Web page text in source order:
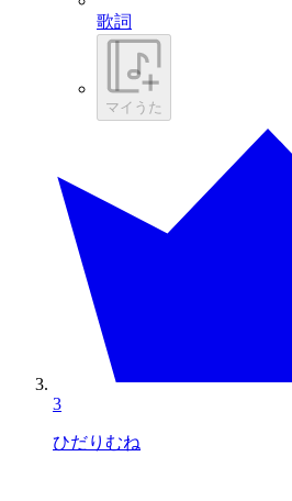
歌詞
マイうた
3
ひだりむね